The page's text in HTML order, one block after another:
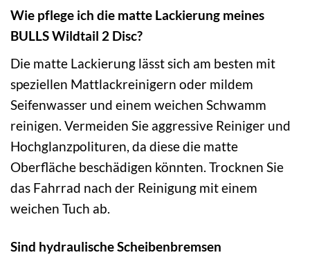
Wie pflege ich die matte Lackierung meines
BULLS Wildtail 2 Disc?
Die matte Lackierung lässt sich am besten mit
speziellen Mattlackreinigern oder mildem
Seifenwasser und einem weichen Schwamm
reinigen. Vermeiden Sie aggressive Reiniger und
Hochglanzpolituren, da diese die matte
Oberfläche beschädigen könnten. Trocknen Sie
das Fahrrad nach der Reinigung mit einem
weichen Tuch ab.
Sind hydraulische Scheibenbremsen